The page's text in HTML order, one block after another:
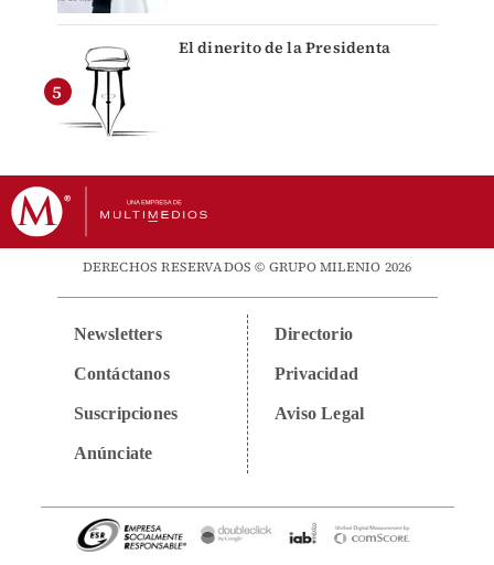
El dinerito de la Presidenta
DERECHOS RESERVADOS © GRUPO MILENIO 2026
Newsletters
Contáctanos
Suscripciones
Anúnciate
Directorio
Privacidad
Aviso Legal